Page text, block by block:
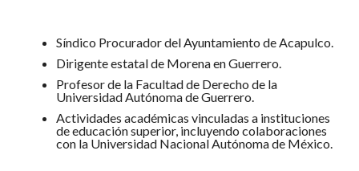
Síndico Procurador del Ayuntamiento de Acapulco.
Dirigente estatal de Morena en Guerrero.
Profesor de la Facultad de Derecho de la
Universidad Autónoma de Guerrero.
Actividades académicas vinculadas a instituciones
de educación superior, incluyendo colaboraciones
con la Universidad Nacional Autónoma de México.